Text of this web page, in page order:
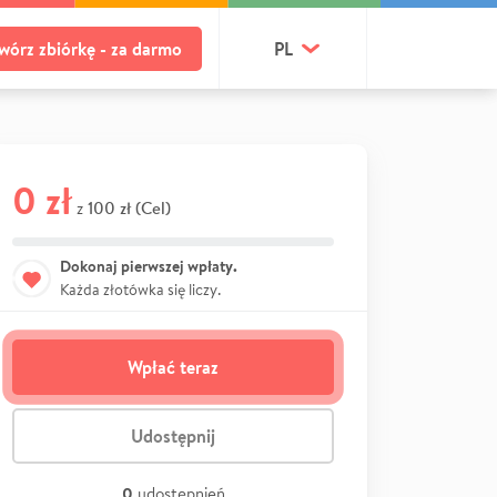
zbiórkę - za darmo PL
0 zł z 100 zł (Cel)
Dokonaj pierwszej wpłaty.
Każda złotówka się liczy.
Wpłać teraz
Udostępnij